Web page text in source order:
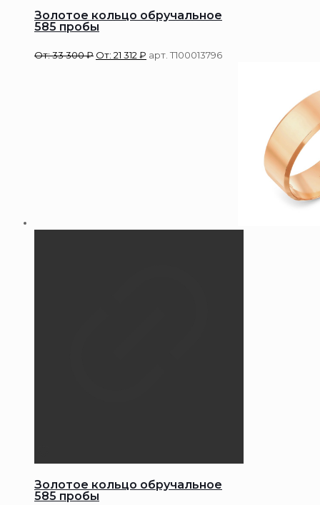
Золотое кольцо обручальное
585 пробы
От:33 300₽ От: 21 312 ₽ арт. Т100013796
Золотое кольцо обручальное
585 пробы